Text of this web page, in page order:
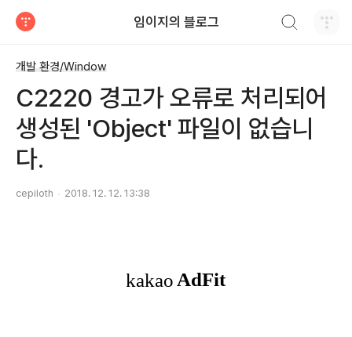
임이지의 블로그
개발 환경/Window
C2220 경고가 오류로 처리되어
생성된 'Object' 파일이 없습니
다.
cepiloth 2018. 12. 12. 13:38